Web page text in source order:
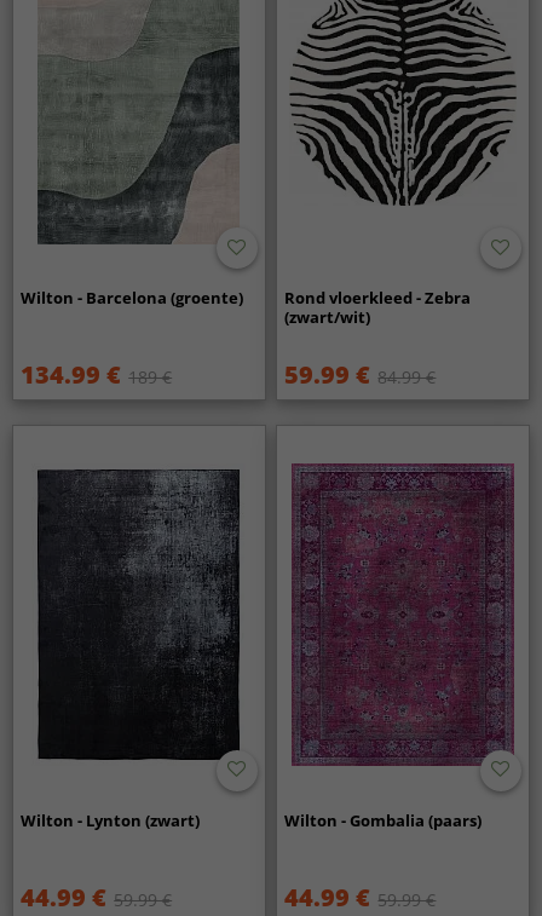
Wilton - Barcelona (groente)
134.99 € 189 €
Rond vloerkleed - Zebra
(zwart/wit)
59.99 € 84.99 €
Wilton - Lynton (zwart)
44.99 € 59.99 €
Wilton - Gombalia (paars)
44.99 € 59.99 €